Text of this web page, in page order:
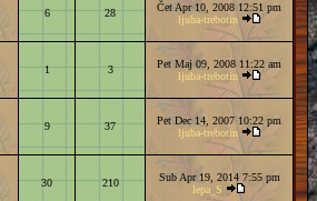
6 28
Čet Apr 10, 2008 12:51 pm
ljuba-trebotin
1 3
Pet Maj 09, 2008 11:22 am
ljuba-trebotin
9 37
Pet Dec 14, 2007 10:22 pm
ljuba-trebotin
30 210
Sub Apr 19, 2014 7:55 pm
lepa_S